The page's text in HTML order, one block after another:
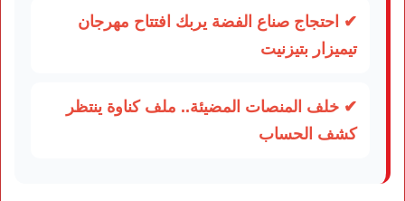
✔ احتجاج صناع الفضة يربك افتتاح مهرجان
تيميزار بتيزنيت
✔ خلف المنصات المضيئة.. ملف كناوة ينتظر
كشف الحساب